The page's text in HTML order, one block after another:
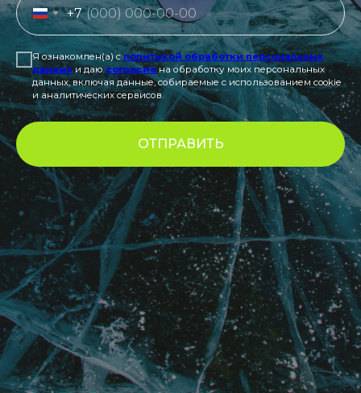
+7
Я ознакомлен(а) сполитикой обработки персональных
данныхи даюсогласие на обработку моих персональных
данных, включая данные, собираемые с использованием cookie
и аналитических сервисов.
ОТПРАВИТЬ